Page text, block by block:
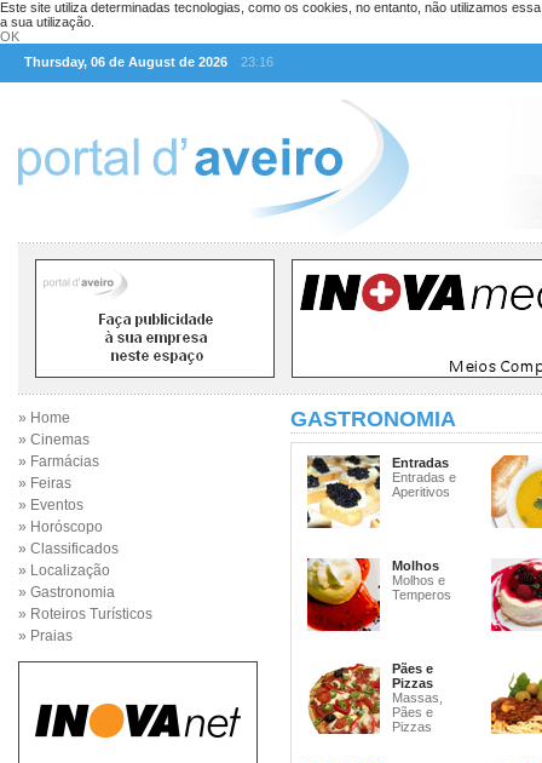
Este site utiliza determinadas tecnologias, como os cookies, no entanto, não utilizamos
a sua utilização.
OK
Thursday, 06 de August de 2026
23:16
» Home
» Cinemas
» Farmácias
» Feiras
» Eventos
» Horóscopo
» Classificados
» Localização
» Gastronomia
» Roteiros Turísticos
» Praias
GASTRONOMIA
Entradas
Entradas e
Aperitivos
Molhos
Molhos e
Temperos
Pães e
Pizzas
Massas,
Pães e
Pizzas